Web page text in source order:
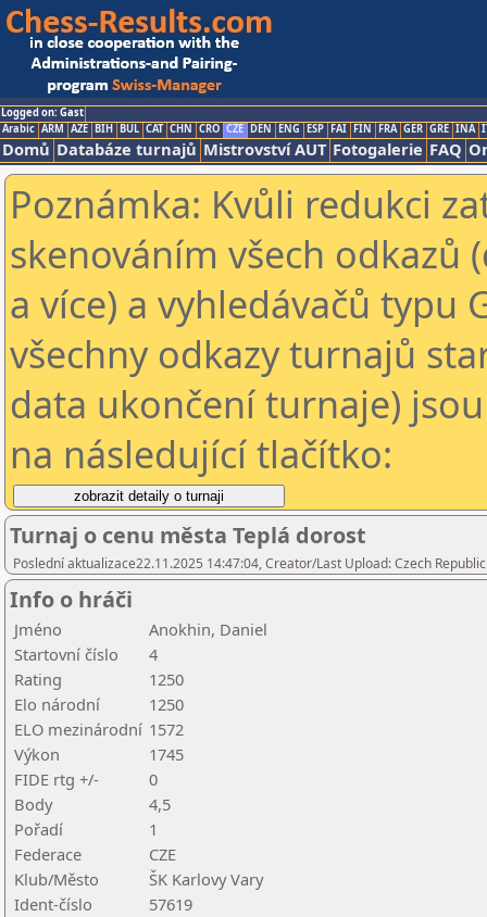
Logged on: Gast
Arabic ARM AZE BIH BUL CAT CHN CRO CZE DEN ENG ESP FAI FIN FRA GER GRE INA
Domů Databáze turnajů Mistrovství AUT Fotogalerie FAQ
Poznámka: Kvůli redukci
skenováním všech odkazů
a více) a vyhledávačů typu
všechny odkazy turnajů
data ukončení turnaje)
na následující tlačítko:
Turnaj o cenu města Teplá dorost
Poslední aktualizace22.11.2025 14:47:04, Creator/Last Upload: Czech
Info o hráči
Jméno
Anokhin, Daniel
Startovní číslo
4
Rating
1250
Elo národní
1250
ELO mezinárodní 1572
Výkon
1745
FIDE rtg +/-
0
Body
4,5
Pořadí
1
Federace
CZE
Klub/Město
ŠK Karlovy Vary
Ident-číslo
57619